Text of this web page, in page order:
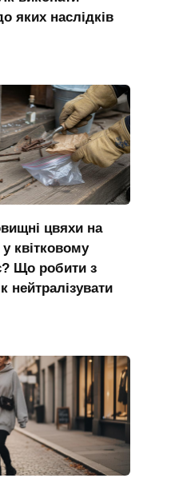
яких наслідків
цвяхи на
квітковому
Що робити з
нейтралізувати